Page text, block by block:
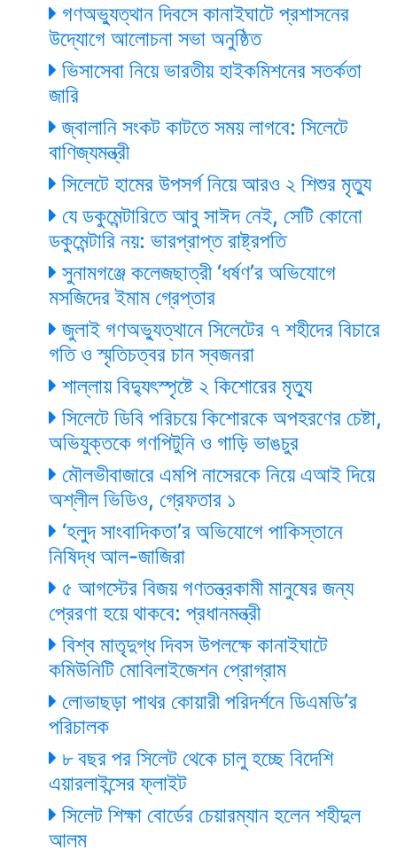
গণঅভ্যুত্থান দিবসে কানাইঘাটে প্রশাসনের
উদ্যোগে আলোচনা সভা অনুষ্ঠিত
ভিসাসেবা নিয়ে ভারতীয় হাইকমিশনের সতর্কতা
জারি
জ্বালানি সংকট কাটতে সময় লাগবে: সিলেটে
বাণিজ্যমন্ত্রী
সিলেটে হামের উপসর্গ নিয়ে আরও ২ শিশুর মৃত্যু
যে ডকুমেন্টারিতে আবু সাঈদ নেই, সেটি কোনো
ডকুমেন্টারি নয়: ভারপ্রাপ্ত রাষ্ট্রপতি
সুনামগঞ্জে কলেজছাত্রী ‘ধর্ষণ’র অভিযোগে
মসজিদের ইমাম গ্রেপ্তার
জুলাই গণঅভ্যুত্থানে সিলেটের ৭ শহীদের বিচারে
গতি ও স্মৃতিচত্বর চান স্বজনরা
শাল্লায় বিদ্যুৎস্পৃষ্টে ২ কিশোরের মৃত্যু
সিলেটে ডিবি পরিচয়ে কিশোরকে অপহরণের চেষ্টা,
অভিযুক্তকে গণপিটুনি ও গাড়ি ভাঙচুর
মৌলভীবাজারে এমপি নাসেরকে নিয়ে এআই দিয়ে
অশ্লীল ভিডিও, গ্রেফতার ১
‘হলুদ সাংবাদিকতা’র অভিযোগে পাকিস্তানে
নিষিদ্ধ আল-জাজিরা
৫ আগস্টের বিজয় গণতন্ত্রকামী মানুষের জন্য
প্রেরণা হয়ে থাকবে: প্রধানমন্ত্রী
বিশ্ব মাতৃদুগ্ধ দিবস উপলক্ষে কানাইঘাটে
কমিউনিটি মোবিলাইজেশন প্রোগ্রাম
লোভাছড়া পাথর কোয়ারী পরিদর্শনে ডিএমডি’র
পরিচালক
৮ বছর পর সিলেট থেকে চালু হচ্ছে বিদেশি
এয়ারলাইন্সের ফ্লাইট
সিলেট শিক্ষা বোর্ডের চেয়ারম্যান হলেন শহীদুল
আলম